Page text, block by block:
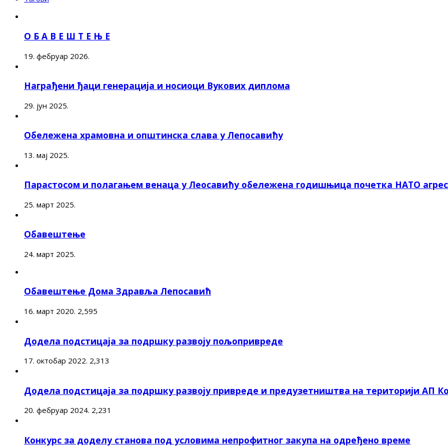
О Б А В Е Ш Т Е Њ Е
19. фебруар 2026.
Награђени ђаци генерација и носиоци Вукових диплома
29. јун 2025.
Обележена храмовна и општинска слава у Лепосавићу
13. мај 2025.
Парастосом и полагањем венаца у Леосавићу обележена годишњица почетка НАТО
25. март 2025.
Обавештење
24. март 2025.
Обавештење Дома Здравља Лепосавић
16. март 2020. 2,595
Додела подстицаја за подршку развоју пољопривреде
17. октобар 2022. 2,313
Додела подстицаја за подршку развоју привреде и предузетништва на територији АП
20. фебруар 2024. 2,231
Конкурс за доделу станова под условима непрофитног закупа на одређено време